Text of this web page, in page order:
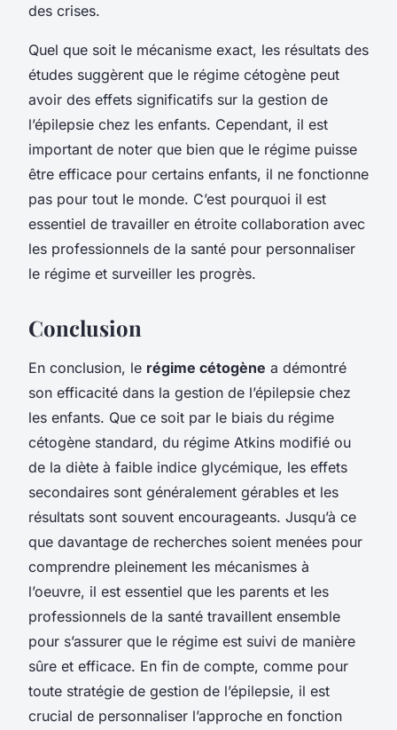
des crises.
Quel que soit le mécanisme exact, les résultats des
études suggèrent que le régime cétogène peut
avoir des effets significatifs sur la gestion de
l’épilepsie chez les enfants. Cependant, il est
important de noter que bien que le régime puisse
être efficace pour certains enfants, il ne fonctionne
pas pour tout le monde. C’est pourquoi il est
essentiel de travailler en étroite collaboration avec
les professionnels de la santé pour personnaliser
le régime et surveiller les progrès.
Conclusion
En conclusion, le régime cétogène a démontré
son efficacité dans la gestion de l’épilepsie chez
les enfants. Que ce soit par le biais du régime
cétogène standard, du régime Atkins modifié ou
de la diète à faible indice glycémique, les effets
secondaires sont généralement gérables et les
résultats sont souvent encourageants. Jusqu’à ce
que davantage de recherches soient menées pour
comprendre pleinement les mécanismes à
l’oeuvre, il est essentiel que les parents et les
professionnels de la santé travaillent ensemble
pour s’assurer que le régime est suivi de manière
sûre et efficace. En fin de compte, comme pour
toute stratégie de gestion de l’épilepsie, il est
crucial de personnaliser l’approche en fonction